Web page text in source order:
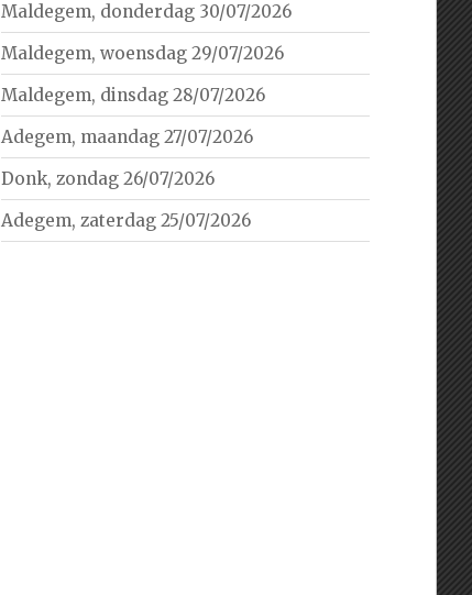
Maldegem, donderdag 30/07/2026
Maldegem, woensdag 29/07/2026
Maldegem, dinsdag 28/07/2026
Adegem, maandag 27/07/2026
Donk, zondag 26/07/2026
Adegem, zaterdag 25/07/2026